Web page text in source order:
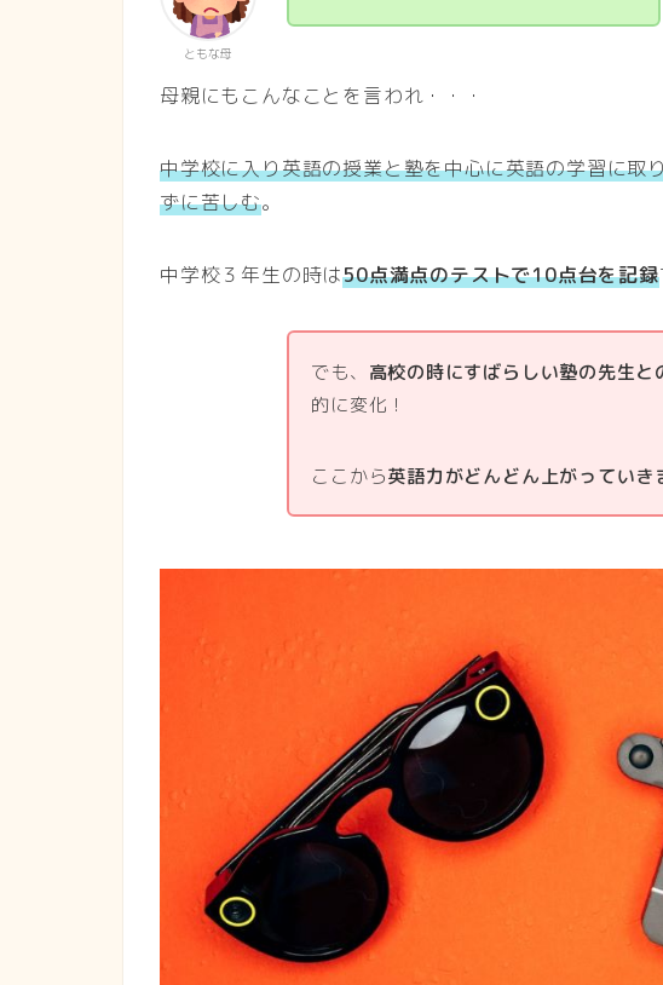
ともな母
母親にもこんなことを言われ・・・
中学校に入り英語の授業と塾を中心に英語の学習に取
ずに苦しむ。
中学校３年生の時は50点満点のテストで10点台を記録
でも、 高校の時にすばらしい塾の先生と
的に変化！
ここから英語力がどんどん上がっていき